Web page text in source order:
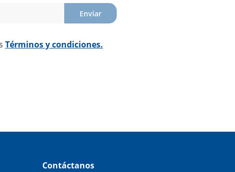
Enviar
Términos y condiciones.
Contáctanos